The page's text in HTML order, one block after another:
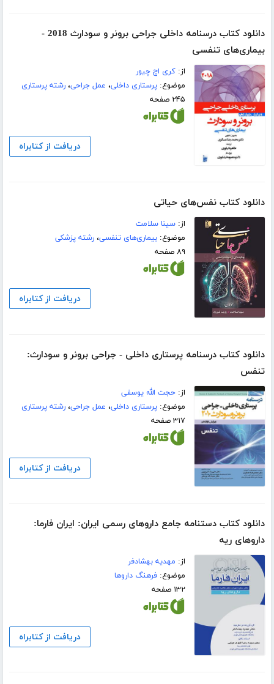
دانلود کتاب درسنامه داخلی جراحی برونر و سودارث 2018 -
بیماری‌های تنفسی
از:کری اچ چیور
موضوع:پرستاری داخلی، عمل جراحی،رشته پرستاری
۲۴۵ صفحه
دریافت از کتابراه
دانلود کتاب نفس‌های حیاتی
از:سینا سلامت
موضوع:بیماری‌های تنفسی،رشته پزشکی
۸۹ صفحه
دریافت از کتابراه
دانلود کتاب درسنامه پرستاری داخلی - جراحی برونر و سودارث:
تنفس
از:حجت الله یوسفی
موضوع:پرستاری داخلی، عمل جراحی،رشته پرستاری
۳۱۷ صفحه
دریافت از کتابراه
دانلود کتاب دستنامه جامع داروهای رسمی ایران: ایران فارما:
داروهای ریه
از: مهدیه بهشادفر
موضوع:فرهنگ داروها
۱۳۲ صفحه
دریافت از کتابراه